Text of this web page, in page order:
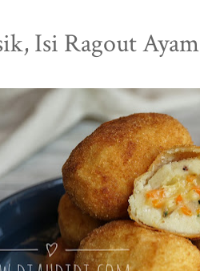
Isi Ragout Ayam